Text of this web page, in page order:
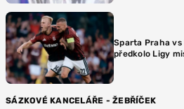
Sparta Praha vs
předkolo Ligy
SÁZKOVÉ KANCELÁŘE - ŽEBŘÍČEK